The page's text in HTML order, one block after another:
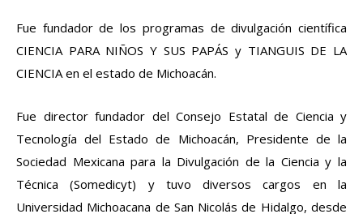
Fue fundador de los programas de divulgación científica
CIENCIA PARA NIÑOS Y SUS PAPÁS y TIANGUIS DE LA
CIENCIA en el estado de Michoacán.
Fue director fundador del Consejo Estatal de Ciencia y
Tecnología del Estado de Michoacán, Presidente de la
Sociedad Mexicana para la Divulgación de la Ciencia y la
Técnica (Somedicyt) y tuvo diversos cargos en la
Universidad Michoacana de San Nicolás de Hidalgo, desde